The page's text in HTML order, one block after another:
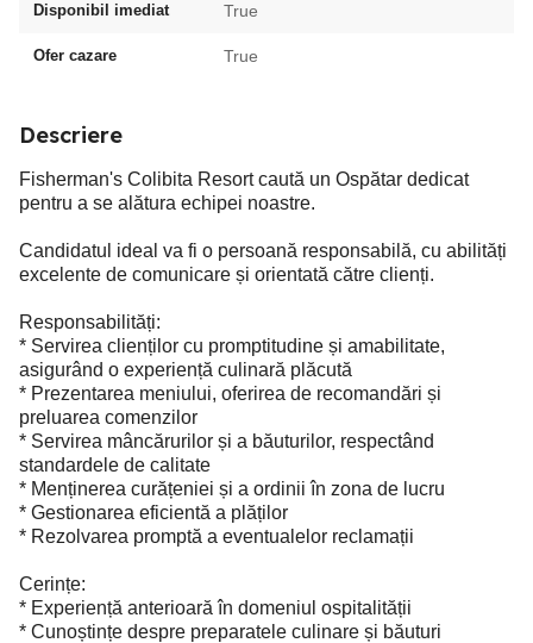
Disponibil imediat True
Ofer cazare True
Descriere
Fisherman's Colibita Resort caută un Ospătar dedicat
pentru a se alătura echipei noastre.
Candidatul ideal va fi o persoană responsabilă, cu abilități
excelente de comunicare și orientată către clienți.
Responsabilități:
* Servirea clienților cu promptitudine și amabilitate,
asigurând o experiență culinară plăcută
* Prezentarea meniului, oferirea de recomandări și
preluarea comenzilor
* Servirea mâncărurilor și a băuturilor, respectând
standardele de calitate
* Menținerea curățeniei și a ordinii în zona de lucru
* Gestionarea eficientă a plăților
* Rezolvarea promptă a eventualelor reclamații
Cerințe:
* Experiență anterioară în domeniul ospitalității
* Cunoștințe despre preparatele culinare și băuturi